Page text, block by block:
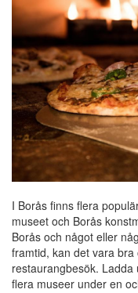
I Borås finns flera
museet och Borås
Borås och något eller
framtid, kan det vara
restaurangbesök.
flera museer under en